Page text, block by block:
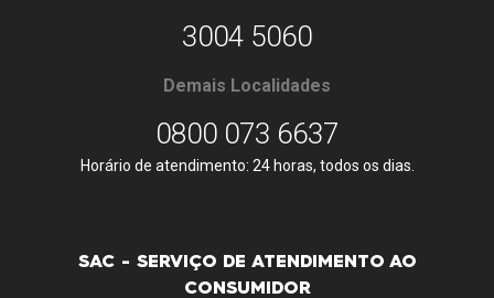
3004 5060
Demais Localidades
0800 073 6637
Horário de atendimento: 24 horas, todos os dias.
SAC - SERVIÇO DE ATENDIMENTO AO
CONSUMIDOR